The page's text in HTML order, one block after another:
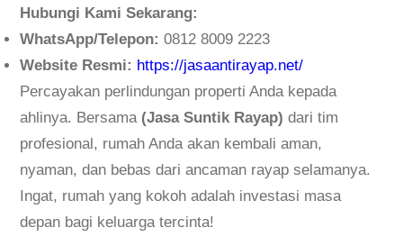
Hubungi Kami Sekarang:
WhatsApp/Telepon: 0812 8009 2223
Website Resmi: https://jasaantirayap.net/
Percayakan perlindungan properti Anda kepada
ahlinya. Bersama (Jasa Suntik Rayap) dari tim
profesional, rumah Anda akan kembali aman,
nyaman, dan bebas dari ancaman rayap selamanya.
Ingat, rumah yang kokoh adalah investasi masa
depan bagi keluarga tercinta!